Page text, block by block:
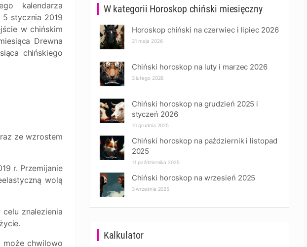
kalendarza
5 stycznia 2019
w chińskim
Drewna
chińskiego
ze wzrostem
r. Przemijanie
wolą
znalezienia
może chwilowo
W kategorii Horoskop chiński miesięczny
Horoskop chiński na czerwiec i lipiec 2026
31 maja 2026
Chiński horoskop na luty i marzec 2026
3 lutego 2026
Chiński horoskop na grudzień 2025 i
styczeń 2026
10 grudnia 2025
Chiński horoskop na październik i listopad
2025
11 października 2025
Chiński horoskop na wrzesień 2025
3 września 2025
Kalkulator